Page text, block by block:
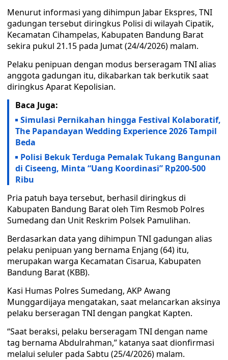
Menurut informasi yang dihimpun Jabar Ekspres, TNI
gadungan tersebut diringkus Polisi di wilayah Cipatik,
Kecamatan Cihampelas, Kabupaten Bandung Barat
sekira pukul 21.15 pada Jumat (24/4/2026) malam.
Pelaku penipuan dengan modus berseragam TNI alias
anggota gadungan itu, dikabarkan tak berkutik saat
diringkus Aparat Kepolisian.
Baca Juga:
Simulasi Pernikahan hingga Festival Kolaboratif,
The Papandayan Wedding Experience 2026 Tampil
Beda
Polisi Bekuk Terduga Pemalak Tukang Bangunan
di Ciseeng, Minta “Uang Koordinasi” Rp200-500
Ribu
Pria patuh baya tersebut, berhasil diringkus di
Kabupaten Bandung Barat oleh Tim Resmob Polres
Sumedang dan Unit Reskrim Polsek Pamulihan.
Berdasarkan data yang dihimpun TNI gadungan alias
pelaku penipuan yang bernama Enjang (64) itu,
merupakan warga Kecamatan Cisarua, Kabupaten
Bandung Barat (KBB).
Kasi Humas Polres Sumedang, AKP Awang
Munggardijaya mengatakan, saat melancarkan aksinya
pelaku berseragan TNI dengan pangkat Kapten.
“Saat beraksi, pelaku berseragam TNI dengan name
tag bernama Abdulrahman,” katanya saat dionfirmasi
melalui seluler pada Sabtu (25/4/2026) malam.